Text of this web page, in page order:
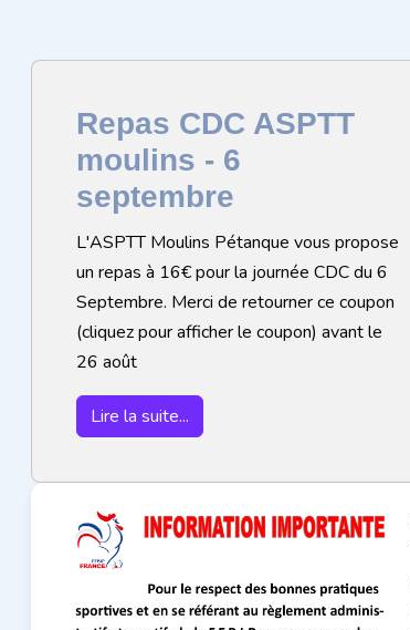
Repas CDC ASPTT
moulins - 6
septembre
L'ASPTT Moulins Pétanque vous propose
un repas à 16€ pour la journée CDC du 6
Septembre. Merci de retourner ce coupon
(cliquez pour afficher le coupon) avant le
26 août
Lire la suite...